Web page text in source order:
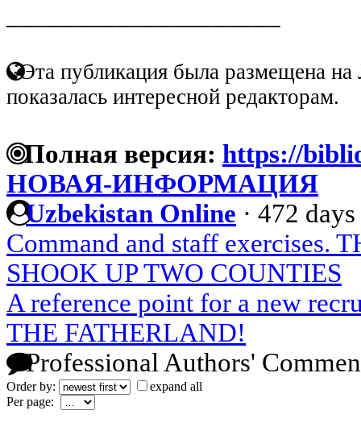
Эта публикация была размещена на
показалась интересной редакторам.
Полная версия: https://
НОВАЯ-ИНФОРМАЦИЯ
Uzbekistan Online · 472 days
Command and staff exercises.
SHOOK UP TWO COUNTIES
A reference point for a new
THE FATHERLAND!
Professional Authors'
Order by:
expand all
Per page: